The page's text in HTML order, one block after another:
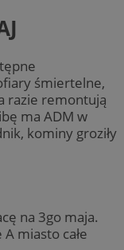
śmiertelne,
razie remontują
ma ADM w
kominy groziły
na 3go maja.
miasto całe